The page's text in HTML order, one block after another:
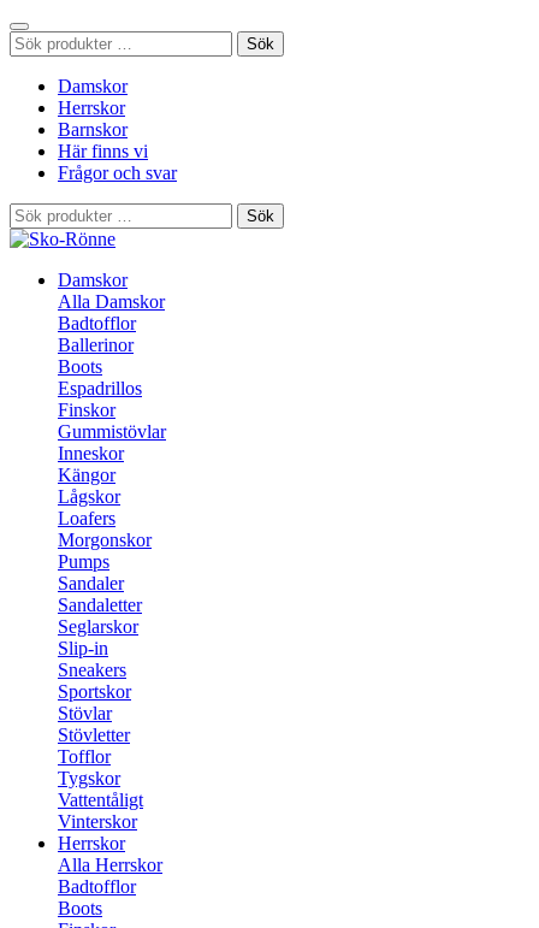
Sök
efter:
Sök
Damskor
Herrskor
Barnskor
Här finns vi
Frågor och svar
Sök
efter:
Sök
Damskor
Alla Damskor
Badtofflor
Ballerinor
Boots
Espadrillos
Finskor
Gummistövlar
Inneskor
Kängor
Lågskor
Loafers
Morgonskor
Pumps
Sandaler
Sandaletter
Seglarskor
Slip-in
Sneakers
Sportskor
Stövlar
Stövletter
Tofflor
Tygskor
Vattentåligt
Vinterskor
Herrskor
Alla Herrskor
Badtofflor
Boots